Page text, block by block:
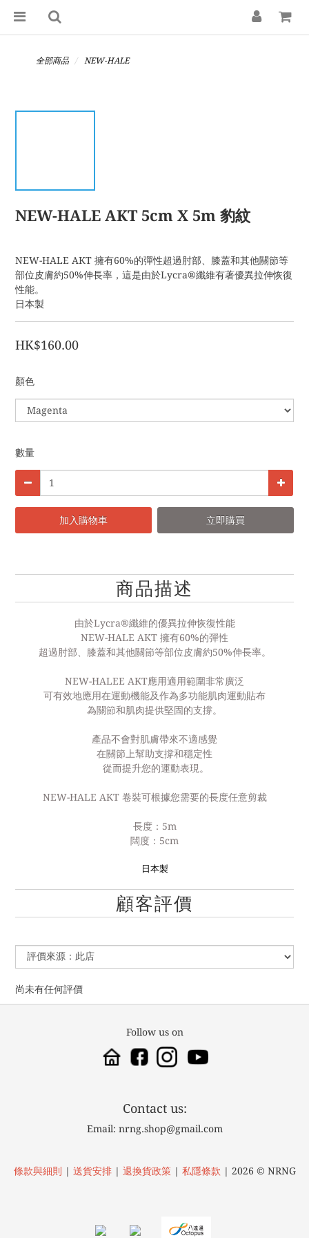
全部商品 NEW-HALE
NEW-HALE AKT 5cm X 5m 豹紋
NEW-HALE AKT 擁有60%的彈性超過肘部、膝蓋和其他關節等
部位皮膚約50%伸長率，這是由於Lycra®️纖維有著優異拉伸恢復
性能。
日本製
HK$160.00
顏色
數量
加入購物車 立即購買
商品描述
由於Lycra®️纖維的優異拉伸恢復性能
NEW-HALE AKT 擁有60%的彈性
超過肘部、膝蓋和其他關節等部位皮膚約50%伸長率。
NEW-HALEE AKT應用適用範圍非常廣泛
可有效地應用在運動機能及作為多功能肌肉運動貼布
為關節和肌肉提供堅固的支撐。
產品不會對肌膚帶來不適感覺
在關節上幫助支撐和穩定性
從而提升您的運動表現。
NEW-HALE AKT 卷裝可根據您需要的長度任意剪裁
長度：5m
闊度：5cm
日本製
顧客評價
尚未有任何評價
Follow us on
Contact us:
Email: nrng.shop@gmail.com
條款與細則 | 送貨安排| 退換貨政策| 私隱條款 | 2026 © NRNG